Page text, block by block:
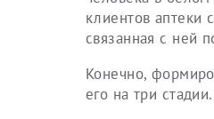
клиентов аптеки
связанная с ней
Конечно,
его на три стадии.